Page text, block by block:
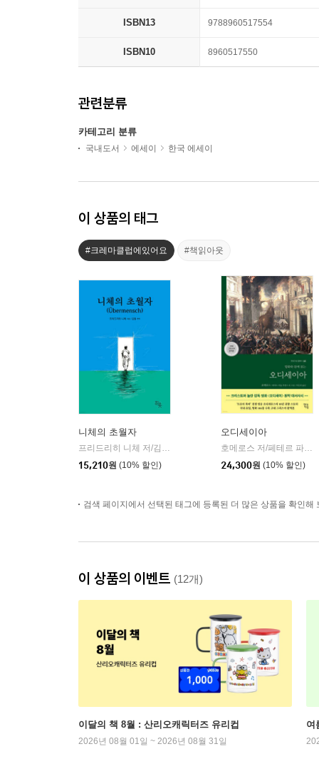
ISBN13 9788960517554
ISBN10 8960517550
관련분류
카테고리 분류
국내도서 에세이 한국 에세이
이 상품의 태그
#크레마클럽에있어요 #책읽아웃
니체의 초월자
프리드리히 니체 저/김철 편역
15,210원 (10% 할인)
오디세이아
호메로스 저/페테르 파울 루벤스 그림/박문재 역
24,300원 (10% 할인)
검색 페이지에서 선택된 태그에 등록된 더 많은 상품을 확인해
이 상품의 이벤트 (12개)
이달의 책 8월 : 산리오캐릭터즈 유리컵
2026년 08월 01일 ~ 2026년 08월 31일
여